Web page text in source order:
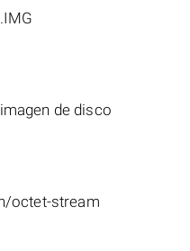
.IMG
de disco
octet-stream